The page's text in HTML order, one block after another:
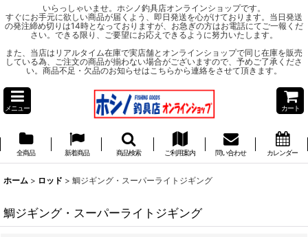
いらっしゃいませ。ホシノ釣具店オンラインショップです。
すぐにお手元に欲しい商品が届くよう、即日発送を心がけております。当日発送
の発注締め切りは14時となっておりますが、お急ぎの方はお電話にてご一報くだ
さい。できる限り、ご要望にお応えできるように努力いたします。
また、当店はリアルタイム在庫で実店舗とオンラインショップで同じ在庫を販売
している為、ご注文の商品が揃わない場合がございますので、予めご了承くださ
い。商品不足・欠品のお知らせはこちらから連絡をさせて頂きます。
メニュー カート
全商品 新着商品 商品検索 ご利用案内 問い合わせ カレンダー
ホーム > ロッド > 鯛ジギング・スーパーライトジギング
鯛ジギング・スーパーライトジギング